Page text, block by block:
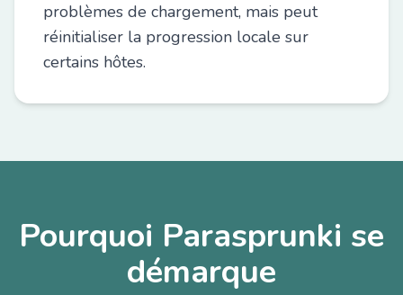
problèmes de chargement, mais peut
réinitialiser la progression locale sur
certains hôtes.
Pourquoi Parasprunki se
démarque